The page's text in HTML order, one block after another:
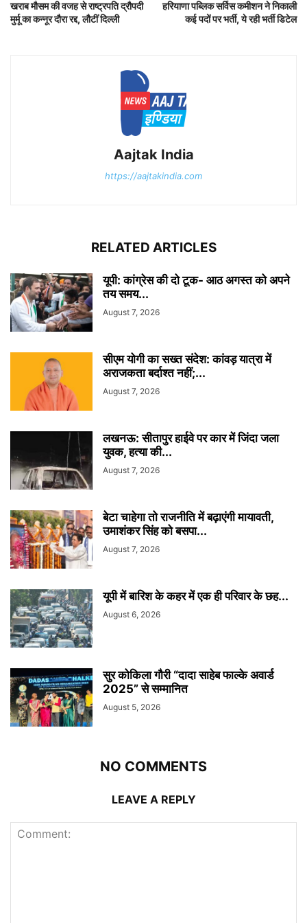
खराब मौसम की वजह से राष्ट्रपति द्रौपदी
मुर्मू का कन्नूर दौरा रद्द, लौटीं दिल्ली
हरियाणा पब्लिक सर्विस कमीशन ने निकाली
कई पदों पर भर्ती, ये रही भर्ती डिटेल
Aajtak India
https://aajtakindia.com
RELATED ARTICLES
यूपी: कांग्रेस की दो टूक- आठ अगस्त को अपने
तय समय...
August 7, 2026
सीएम योगी का सख्त संदेश: कांवड़ यात्रा में
अराजकता बर्दाश्त नहीं;...
August 7, 2026
लखनऊ: सीतापुर हाईवे पर कार में जिंदा जला
युवक, हत्या की...
August 7, 2026
बेटा चाहेगा तो राजनीति में बढ़ाएंगी मायावती,
उमाशंकर सिंह को बसपा...
August 7, 2026
यूपी में बारिश के कहर में एक ही परिवार के छह...
August 6, 2026
सुर कोकिला गौरी “दादा साहेब फाल्के अवार्ड
2025” से सम्मानित
August 5, 2026
NO COMMENTS
LEAVE A REPLY